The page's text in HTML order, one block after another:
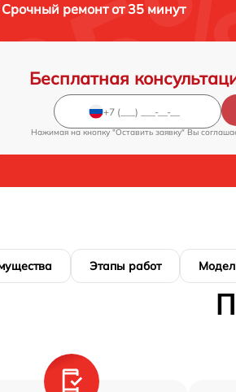
Срочный ремонтот 35 минут
Бесплатная
Нажимая на кнопку "Оставить заявку" Вы
Этапы работ